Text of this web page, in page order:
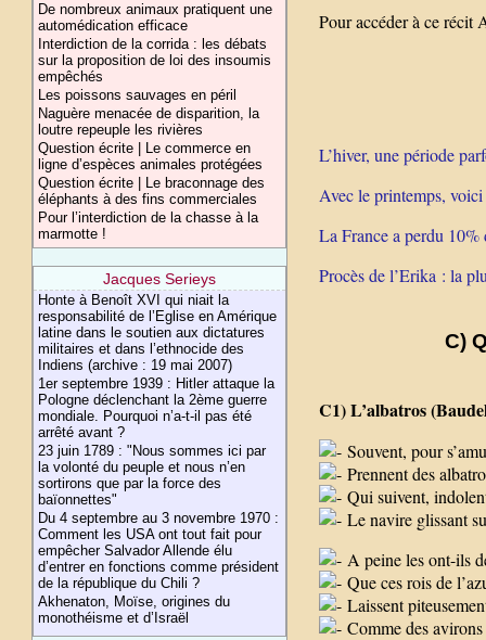
De nombreux animaux pratiquent une
automédication efficace
Interdiction de la corrida : les débats
sur la proposition de loi des insoumis
empêchés
Les poissons sauvages en péril
Naguère menacée de disparition, la
loutre repeuple les rivières
Question écrite | Le commerce en
ligne d’espèces animales protégées
Question écrite | Le braconnage des
éléphants à des fins commerciales
Pour l’interdiction de la chasse à la
marmotte !
Jacques Serieys
Honte à Benoît XVI qui niait la
responsabilité de l’Eglise en Amérique
latine dans le soutien aux dictatures
militaires et dans l’ethnocide des
Indiens (archive : 19 mai 2007)
1er septembre 1939 : Hitler attaque la
Pologne déclenchant la 2ème guerre
mondiale. Pourquoi n’a-t-il pas été
arrêté avant ?
23 juin 1789 : "Nous sommes ici par
la volonté du peuple et nous n’en
sortirons que par la force des
baïonnettes"
Du 4 septembre au 3 novembre 1970 :
Comment les USA ont tout fait pour
empêcher Salvador Allende élu
d’entrer en fonctions comme président
de la république du Chili ?
Akhenaton, Moïse, origines du
monothéisme et d’Israël
Pour accéder à ce récit
L’hiver, une période
Avec le printemps,
La France a perdu 10%
Procès de l’Erika : la
C)
C1) L’albatros
Souvent, pour
Prennent des
Qui suivent,
Le navire glissant
A peine les ont-ils
Que ces rois de
Laissent
Comme des